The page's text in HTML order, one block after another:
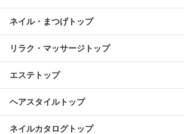
ネイル・まつげトップ
リラク・マッサージトップ
エステトップ
ヘアスタイルトップ
ネイルカタログトップ